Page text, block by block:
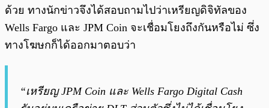
ด้วย ทางนักข่าวจึงได้สอบถามไปว่าเหรียญดิจิทัลของ
Wells Fargo และ JPM Coin จะเชื่อมโยงถึงกันหรือไม่ ซึ่ง
ทางโฆษกก็ได้ออกมาตอบว่า
“เหรียญ JPM Coin และ Wells Fargo Digital Cash